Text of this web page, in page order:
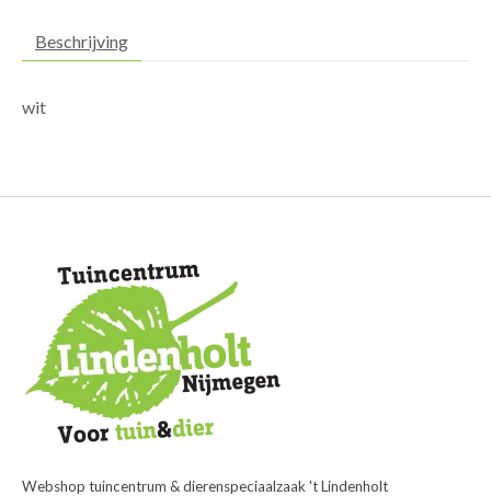
Beschrijving
wit
Webshop tuincentrum & dierenspeciaalzaak 't Lindenholt